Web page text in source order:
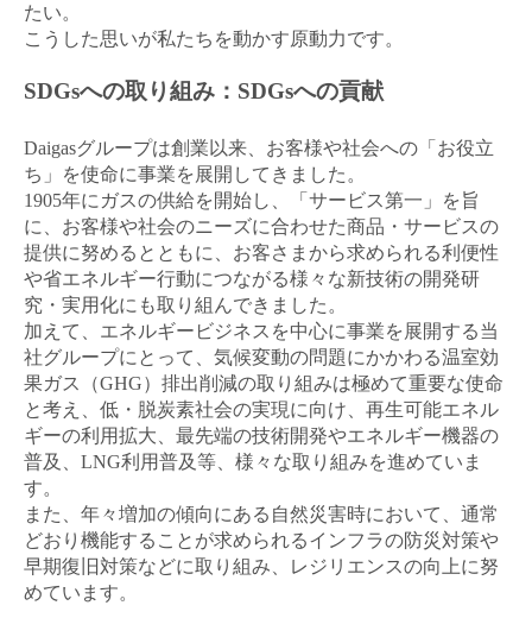
たい。
こうした思いが私たちを動かす原動力です。
SDGsへの取り組み：SDGsへの貢献
Daigasグループは創業以来、お客様や社会への「お役立
ち」を使命に事業を展開してきました。
1905年にガスの供給を開始し、「サービス第一」を旨
に、お客様や社会のニーズに合わせた商品・サービスの
提供に努めるとともに、お客さまから求められる利便性
や省エネルギー行動につながる様々な新技術の開発研
究・実用化にも取り組んできました。
加えて、エネルギービジネスを中心に事業を展開する当
社グループにとって、気候変動の問題にかかわる温室効
果ガス（GHG）排出削減の取り組みは極めて重要な使命
と考え、低・脱炭素社会の実現に向け、再生可能エネル
ギーの利用拡大、最先端の技術開発やエネルギー機器の
普及、LNG利用普及等、様々な取り組みを進めていま
す。
また、年々増加の傾向にある自然災害時において、通常
どおり機能することが求められるインフラの防災対策や
早期復旧対策などに取り組み、レジリエンスの向上に努
めています。